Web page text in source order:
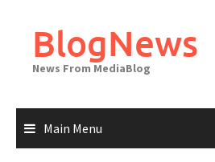
contentBlogNews
News From MediaBlog
Main Menu